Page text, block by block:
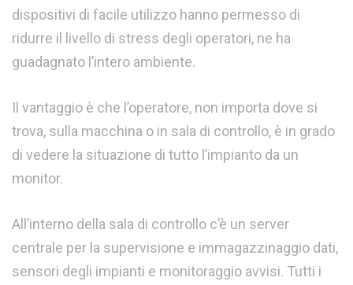
dispositivi di facile utilizzo hanno permesso di
ridurre il livello di stress degli operatori, ne ha
guadagnato l’intero ambiente.
Il vantaggio è che l’operatore, non importa dove si
trova, sulla macchina o in sala di controllo, è in grado
di vedere la situazione di tutto l’impianto da un
monitor.
All’interno della sala di controllo c’è un server
centrale per la supervisione e immagazzinaggio dati,
sensori degli impianti e monitoraggio avvisi. Tutti i